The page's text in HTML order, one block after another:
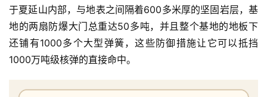
于夏延山内部，与地表之间隔着600多米厚的坚固岩层，基
地的两扇防爆大门总重达50多吨，并且整个基地的地板下
还铺有1000多个大型弹簧，这些防御措施让它可以抵挡
1000万吨级核弹的直接命中。